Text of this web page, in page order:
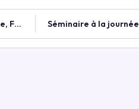
France Séminaire à la journée